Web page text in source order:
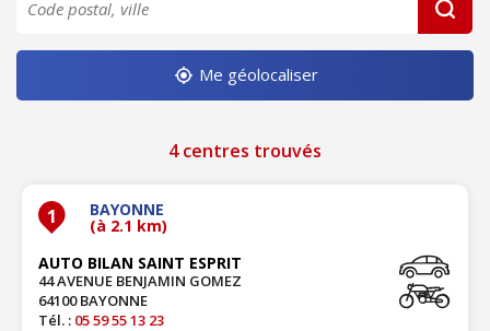
Me géolocaliser
4 centres trouvés
1 BAYONNE
(à 2.1 km)
AUTO BILAN SAINT ESPRIT
44 AVENUE BENJAMIN GOMEZ
64100 BAYONNE
Tél. : 05 59 55 13 23